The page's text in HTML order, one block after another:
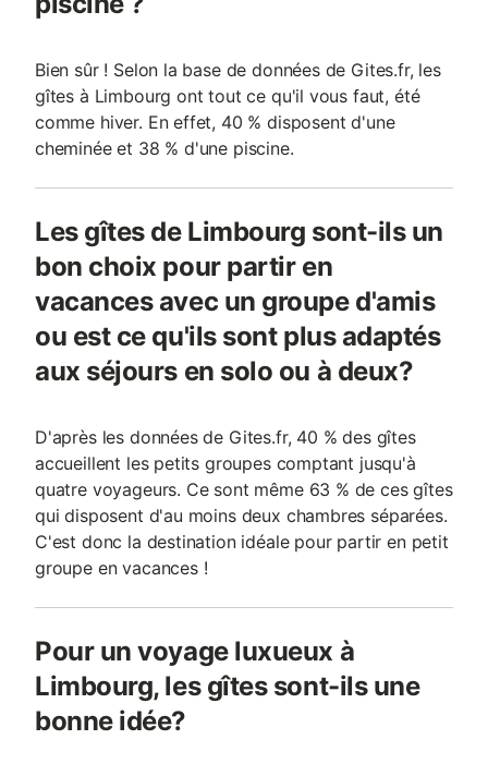
Bien sûr ! Selon la base de données de Gites.fr, les
gîtes à Limbourg ont tout ce qu'il vous faut, été
comme hiver. En effet, 40 % disposent d'une
cheminée et 38 % d'une piscine.
Les gîtes de Limbourg sont-ils un
bon choix pour partir en
vacances avec un groupe d'amis
ou est ce qu'ils sont plus adaptés
aux séjours en solo ou à deux?
D'après les données de Gites.fr, 40 % des gîtes
accueillent les petits groupes comptant jusqu'à
quatre voyageurs. Ce sont même 63 % de ces gîtes
qui disposent d'au moins deux chambres séparées.
C'est donc la destination idéale pour partir en petit
groupe en vacances !
Pour un voyage luxueux à
Limbourg, les gîtes sont-ils une
bonne idée?